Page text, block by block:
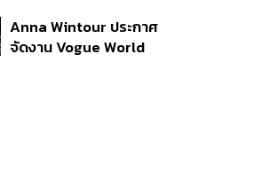
กระสุนอีกกว่า 30 นัด หาก
ไม่จบชีวิตตัวเองอาจสูญ
Anna Wintour ประกาศ
จัดงาน Vogue World